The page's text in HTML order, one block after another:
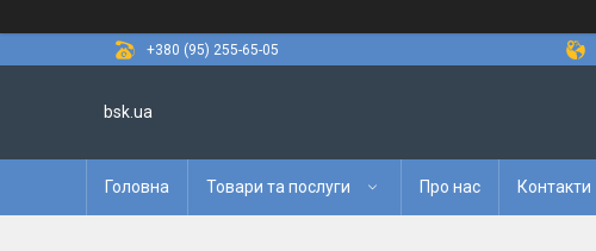
+380 (95) 255-65-05
bsk.ua
Головна Товари та послуги Про нас Контакти